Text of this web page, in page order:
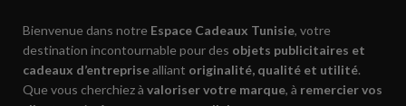
Bienvenue dans notre Espace Cadeaux Tunisie, votre
destination incontournable pour des objets publicitaires et
cadeaux d’entreprisealliant originalité, qualité et utilité.
Que vous cherchiez à valoriser votre marque, à remercier vos